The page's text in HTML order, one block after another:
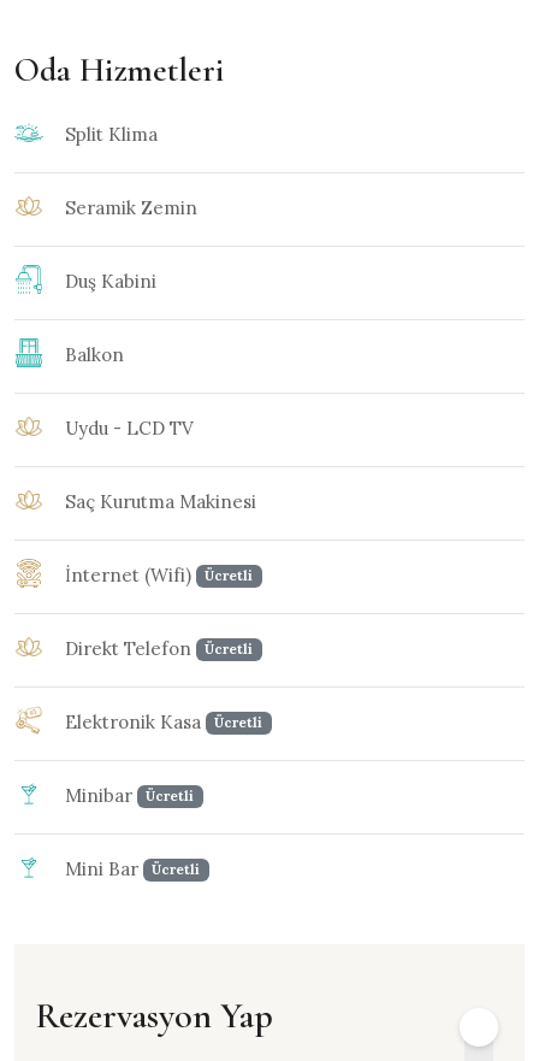
Oda Hizmetleri
Split Klima
Seramik Zemin
Duş Kabini
Balkon
Uydu - LCD TV
Saç Kurutma Makinesi
İnternet (Wifi) Ücretli
Direkt Telefon Ücretli
Elektronik Kasa Ücretli
Minibar Ücretli
Mini Bar Ücretli
Rezervasyon Yap